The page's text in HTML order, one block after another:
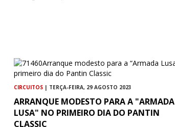
CIRCUITOS | TERÇA-FEIRA, 29 AGOSTO 2023
ARRANQUE MODESTO PARA A "ARMADA
LUSA" NO PRIMEIRO DIA DO PANTIN
CLASSIC